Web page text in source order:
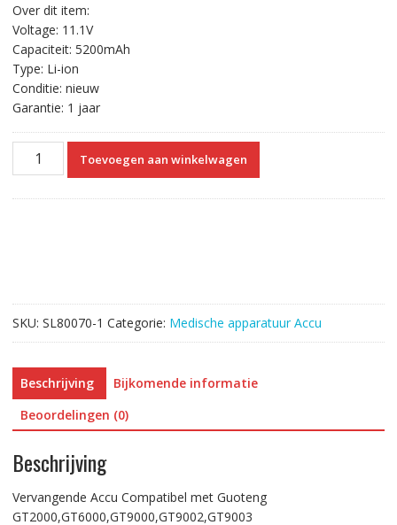
Over dit item:
Voltage: 11.1V
Capaciteit: 5200mAh
Type: Li-ion
Conditie: nieuw
Garantie: 1 jaar
Vervangende
Accu
Toevoegen aan winkelwagen
SKU: SL80070-1 Categorie: Medische apparatuur Accu
Beschrijving
Bijkomende informatie
Beoordelingen (0)
Beschrijving
Vervangende Accu Compatibel met Guoteng
GT2000,GT6000,GT9000,GT9002,GT9003